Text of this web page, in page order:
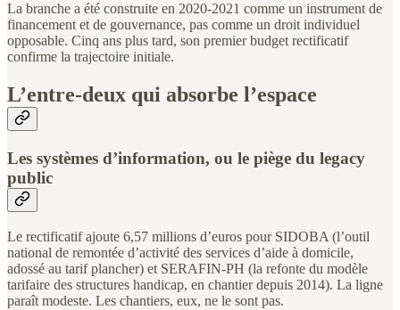
La branche a été construite en 2020-2021 comme un instrument de
financement et de gouvernance, pas comme un droit individuel
opposable. Cinq ans plus tard, son premier budget rectificatif
confirme la trajectoire initiale.
L’entre-deux qui absorbe l’espace
Les systèmes d’information, ou le piège du legacy
public
Le rectificatif ajoute 6,57 millions d’euros pour SIDOBA (l’outil
national de remontée d’activité des services d’aide à domicile,
adossé au tarif plancher) et SERAFIN-PH (la refonte du modèle
tarifaire des structures handicap, en chantier depuis 2014). La ligne
paraît modeste. Les chantiers, eux, ne le sont pas.